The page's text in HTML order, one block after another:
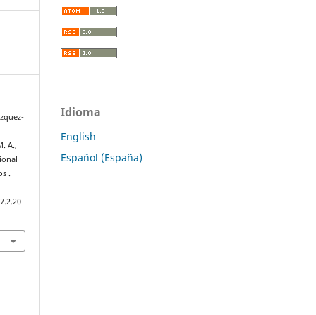
A.,
.
Idioma
English
Español (España)